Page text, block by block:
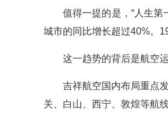
值得一提的是，“人生
城市的同比增长超过40%。
这一趋势的背后是航空
吉祥航空国内布局重点
关、白山、西宁、敦煌等航线